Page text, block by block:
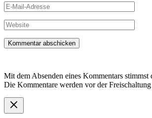
E-
Mail-
Adresse
Website
Mit dem Absenden eines Kommentars stimmst
Die Kommentare werden vor der